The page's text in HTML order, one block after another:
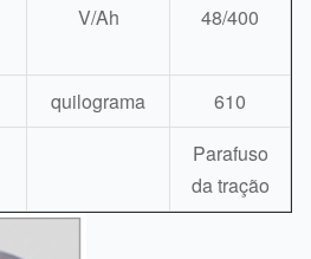
V/Ah 48/400
quilograma 610
Parafuso
da tração